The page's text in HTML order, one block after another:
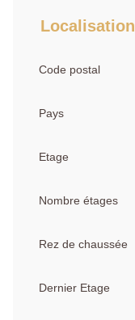
Localisation
Code postal
Pays
Etage
Nombre étages
Rez de chaussée
Dernier Etage